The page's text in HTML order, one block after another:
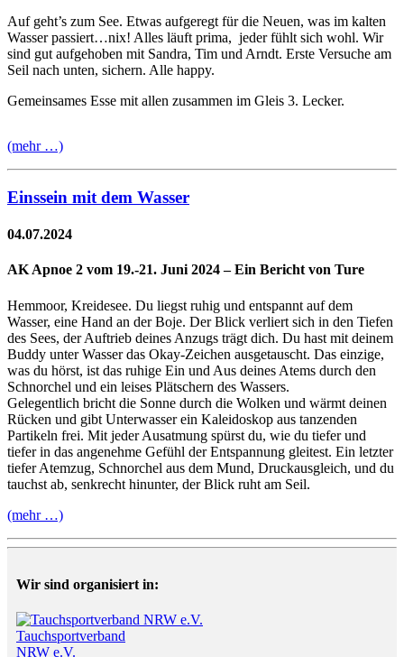
Auf geht’s zum See. Etwas aufgeregt für die Neuen, was im kalten
Wasser passiert…nix! Alles läuft prima, jeder fühlt sich wohl. Wir
sind gut aufgehoben mit Sandra, Tim und Arndt. Erste Versuche am
Seil nach unten, sichern. Alle happy.
Gemeinsames Esse mit allen zusammen im Gleis 3. Lecker.
(mehr …)
Einssein mit dem Wasser
04.07.2024
AK Apnoe 2 vom 19.-21. Juni 2024 – Ein Bericht von Ture
Hemmoor, Kreidesee. Du liegst ruhig und entspannt auf dem
Wasser, eine Hand an der Boje. Der Blick verliert sich in den Tiefen
des Sees, der Auftrieb deines Anzugs trägt dich. Du hast mit deinem
Buddy unter Wasser das Okay-Zeichen ausgetauscht. Das einzige,
was du hörst, ist das ruhige Ein und Aus deines Atems durch den
Schnorchel und ein leises Plätschern des Wassers.
Gelegentlich bricht die Sonne durch die Wolken und wärmt deinen
Rücken und gibt Unterwasser ein Kaleidoskop aus tanzenden
Partikeln frei. Mit jeder Ausatmung spürst du, wie du tiefer und
tiefer in das angenehme Gefühl der Entspannung gleitest. Ein letzter
tiefer Atemzug, Schnorchel aus dem Mund, Druckausgleich, und du
tauchst ab, senkrecht hinunter, der Blick ruht am Seil.
(mehr …)
Wir sind organisiert in:
Tauchsportverband
NRW e.V.